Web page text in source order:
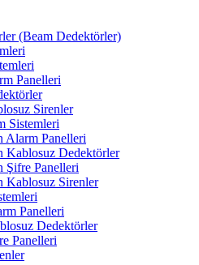
(Beam Dedektörler)
Panelleri
Sirenler
Sistemleri
Alarm Panelleri
Kablosuz Dedektörler
Şifre Panelleri
Kablosuz Sirenler
Panelleri
Dedektörler
Panelleri